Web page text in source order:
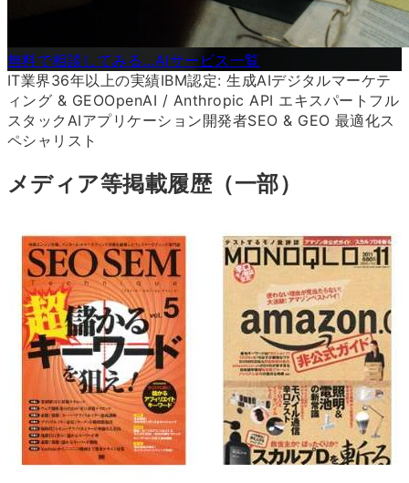
無料で相談してみる…AIサービス一覧
IT業界36年以上の実績IBM認定: 生成AIデジタルマーケテ
ィング & GEOOpenAI / Anthropic API エキスパート フル
スタックAIアプリケーション開発者SEO & GEO 最適化ス
ペシャリスト
メディア等掲載履歴（一部）